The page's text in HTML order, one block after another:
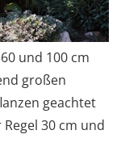
und 100 cm
großen
geachtet
30 cm und